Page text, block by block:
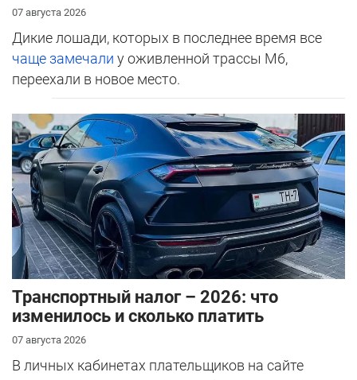
07 августа 2026
Дикие лошади, которых в последнее время все
чаще замечали у оживленной трассы М6,
переехали в новое место.
Транспортный налог – 2026: что
изменилось и сколько платить
07 августа 2026
В личных кабинетах плательщиков на сайте